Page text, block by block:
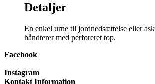
Detaljer
En enkel urne til jordnedsættelse eller
håndterer med perforeret top.
Facebook
Instagram
Kontakt Information